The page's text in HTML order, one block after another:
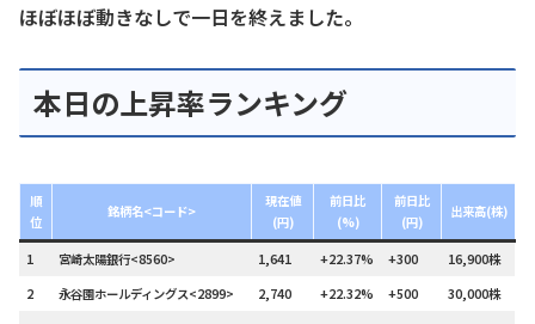
ほぼほぼ動きなしで一日を終えました。
本日の上昇率ランキング
順
位
銘柄名<コード>
現在値
(円)
前日比
(%)
前日比
(円)
出来高(株)
1 宮崎太陽銀行<8560> 1,641 +22.37% +300
16,900株
2
永谷園ホールディングス<2899> 2,740 +22.32% +500
30,000株